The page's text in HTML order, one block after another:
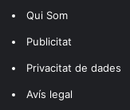
Qui Som
Publicitat
Privacitat de dades
Avís legal